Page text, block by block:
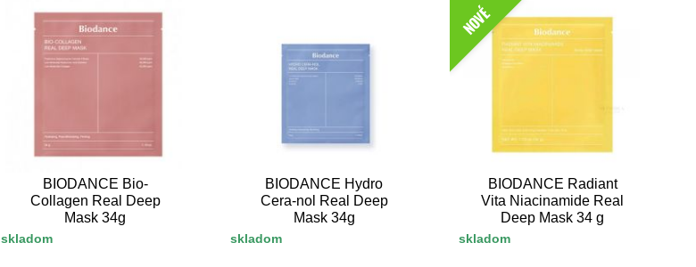
BIODANCE Bio-
Collagen Real Deep
Mask 34g
skladom
BIODANCE Hydro
Cera-nol Real Deep
Mask 34g
skladom
NOVÉ
BIODANCE Radiant
Vita Niacinamide Real
Deep Mask 34 g
skladom